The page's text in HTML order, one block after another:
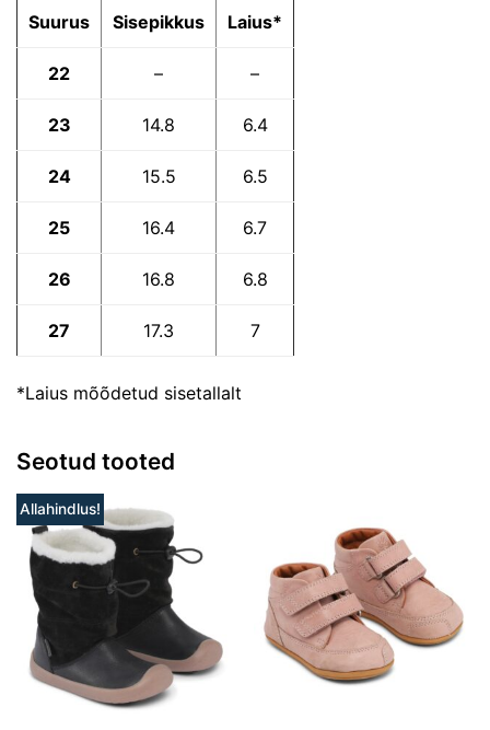
Suurus Sisepikkus Laius*
22 – –
23 14.8 6.4
24 15.5 6.5
25 16.4 6.7
26 16.8 6.8
27 17.3 7
*Laius mõõdetud sisetallalt
Seotud tooted
Allahindlus!